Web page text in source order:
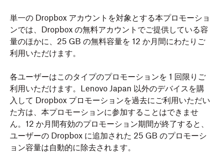
単一の Dropbox アカウントを対象とする本プロモーショ
ンでは、Dropbox の無料アカウントでご提供している容
量のほかに、25 GB の無料容量を 12 か月間にわたりご
利用いただけます。
各ユーザーはこのタイプのプロモーションを 1 回限りご
利用いただけます。Lenovo Japan 以外のデバイスを購
入して Dropbox プロモーションを過去にご利用いただい
た方は、本プロモーションに参加することはできませ
ん。12 か月間有効のプロモーション期間が終了すると、
ユーザーの Dropbox に追加された 25 GB のプロモーシ
ョン容量は自動的に除去されます。